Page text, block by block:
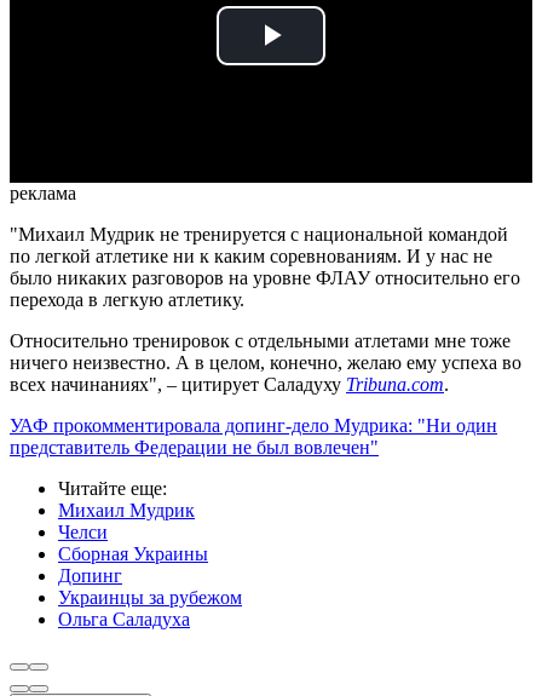
Play
реклама
"Михаил Мудрик не тренируется с национальной командой
по легкой атлетике ни к каким соревнованиям. И у нас не
было никаких разговоров на уровне ФЛАУ относительно его
перехода в легкую атлетику.
Относительно тренировок с отдельными атлетами мне тоже
ничего неизвестно. А в целом, конечно, желаю ему успеха во
всех начинаниях", – цитирует Саладуху Tribuna.com.
УАФ прокомментировала допинг-дело Мудрика: "Ни один
представитель Федерации не был вовлечен"
Читайте еще:
Михаил Мудрик
Челси
Сборная Украины
Допинг
Украинцы за рубежом
Ольга Саладуха